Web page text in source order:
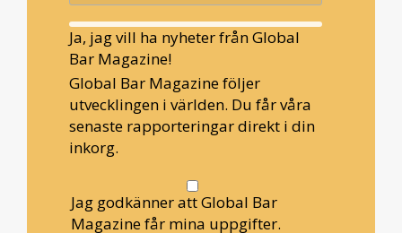
Ja, jag vill ha nyheter från Global
Bar Magazine!
Global Bar Magazine följer
utvecklingen i världen. Du får våra
senaste rapporteringar direkt i din
inkorg.
Jag godkänner att Global Bar
Magazine får mina uppgifter.